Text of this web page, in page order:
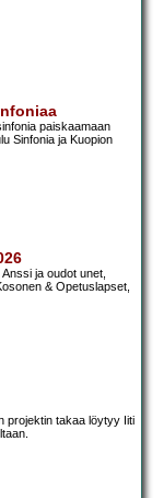
paiskaamaan
Sinfonia ja Kuopion
ja oudot unet,
& Opetuslapset,
projektin takaa löytyy Iiti